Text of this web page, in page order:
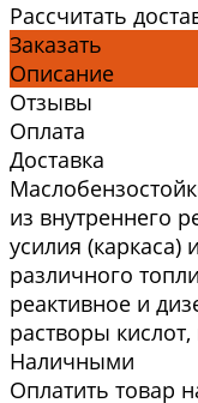
Рассчитать
Заказать
Описание
Отзывы
Оплата
Доставка
из внутреннего
усилия (каркаса)
различного
реактивное и
растворы
Наличными
Оплатить товар